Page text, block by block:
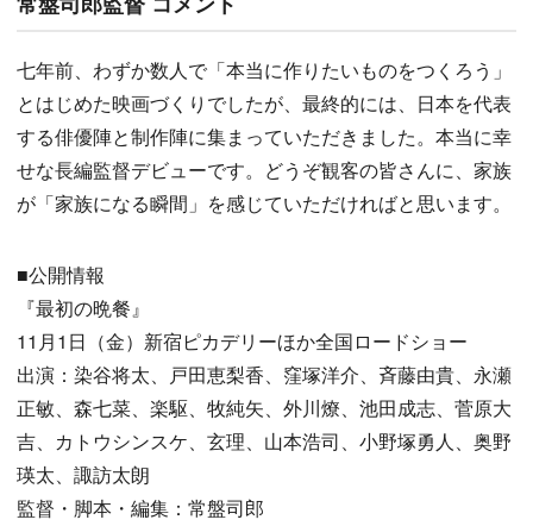
七年前、わずか数人で「本当に作りたいものをつくろう」
とはじめた映画づくりでしたが、最終的には、日本を代表
する俳優陣と制作陣に集まっていただきました。本当に幸
せな長編監督デビューです。どうぞ観客の皆さんに、家族
が「家族になる瞬間」を感じていただければと思います。
■公開情報
『最初の晩餐』
11月1日（金）新宿ピカデリーほか全国ロードショー
出演：染谷将太、戸田恵梨香、窪塚洋介、斉藤由貴、永瀬
正敏、森七菜、楽駆、牧純矢、外川燎、池田成志、菅原大
吉、カトウシンスケ、玄理、山本浩司、小野塚勇人、奥野
瑛太、諏訪太朗
監督・脚本・編集：常盤司郎